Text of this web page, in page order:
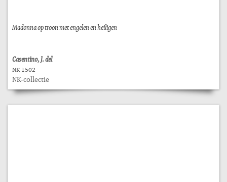
Madonna op troon met engelen en heiligen
Casentino, J. del
NK 1502
NK-collectie